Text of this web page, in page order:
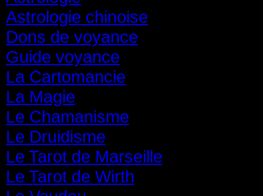
Astrologie chinoise
Dons de voyance
Guide voyance
La Cartomancie
La Magie
Le Chamanisme
Le Druidisme
Le Tarot de Marseille
Le Tarot de Wirth